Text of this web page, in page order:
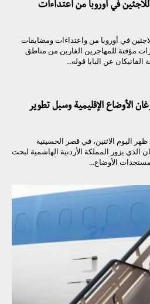
في أوروبا من اعتداءات
في أوروبا من واعتداءات ومضايقات
مؤقتة للمهاجرين الفارين من مناطق
عن البابا قوله...
الأوضاع الإقليمية وسبل تطوير
ظهر اليوم الاثنين، في قصر الحسينية
يزور المملكة الأردنية الهاشمية لبحث
الأوضاع...